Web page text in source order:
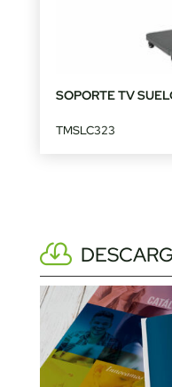
SOPORTE TV
TMSLC323